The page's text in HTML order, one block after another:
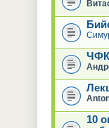
10